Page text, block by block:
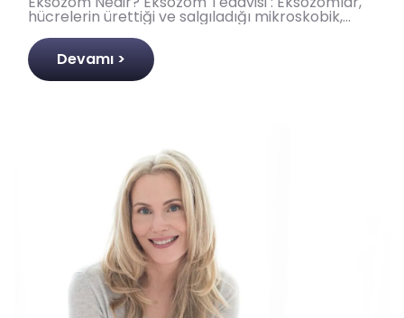
hücrelerin ürettiği ve salgıladığı mikroskobik,
zarla çevrili veziküllerdir. Boyutları 30 ila 150
nanom..
Devamı >